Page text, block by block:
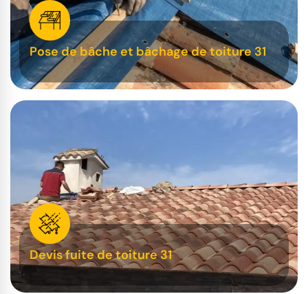
Pose de bâche et bâchage de toiture 31
Devis fuite de toiture 31